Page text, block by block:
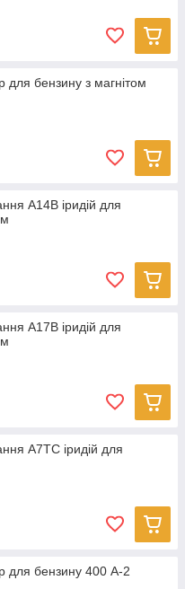
для бензину з магнітом
A14B іридій для
A17B іридій для
A7TC іридій для
для бензину 400 А-2